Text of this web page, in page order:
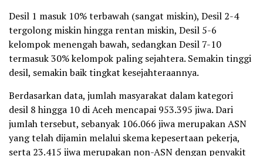
Desil 1 masuk 10% terbawah (sangat miskin), Desil 2-4
tergolong miskin hingga rentan miskin, Desil 5-6
kelompok menengah bawah, sedangkan Desil 7-10
termasuk 30% kelompok paling sejahtera. Semakin tinggi
desil, semakin baik tingkat kesejahteraannya.
Berdasarkan data, jumlah masyarakat dalam kategori
desil 8 hingga 10 di Aceh mencapai 953.395 jiwa. Dari
jumlah tersebut, sebanyak 106.066 jiwa merupakan ASN
yang telah dijamin melalui skema kepesertaan pekerja,
serta 23.415 jiwa merupakan non-ASN dengan penyakit